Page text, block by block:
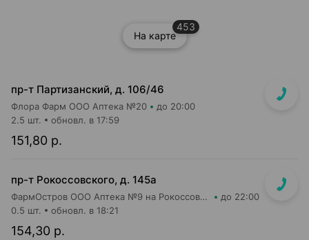
На карте
453
пр-т Партизанский, д. 106/46
Флора Фарм ООО Аптека №20 до 20:00
151,80 р.
2.5 шт. обновл. в 17:59
пр-т Рокоссовского, д. 145а
ФармОстров ООО Аптека №9 на Рокоссовского до 22:00
154,30 р.
0.5 шт. обновл. в 18:21